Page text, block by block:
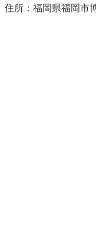
住所：福岡県福岡市